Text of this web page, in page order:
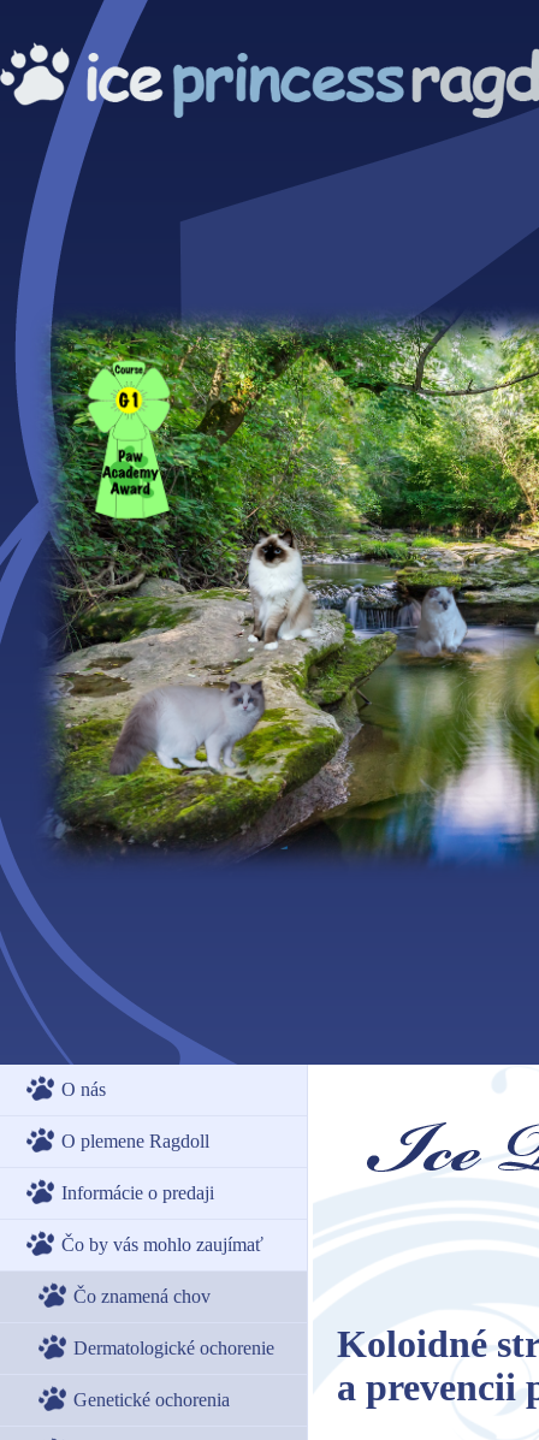
O nás
O plemene Ragdoll
Informácie o predaji
Čo by vás mohlo zaujímať
Čo znamená chov
Dermatologické ochorenie
Genetické ochorenia
Koloidné
a prevencii